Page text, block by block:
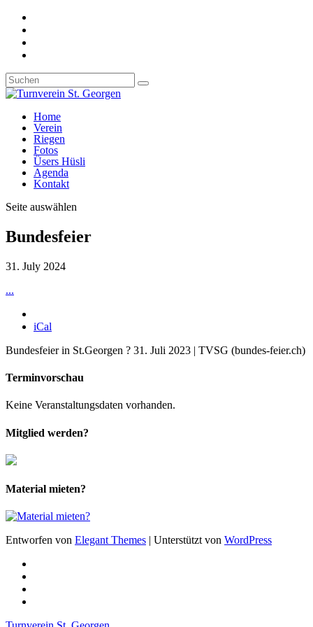
Home
Verein
Riegen
Fotos
Üsers Hüsli
Agenda
Kontakt
Seite auswählen
Bundesfeier
31. July 2024
...
iCal
Bundesfeier in St.Georgen ? 31. Juli 2023 | TVSG (bundes-feier.ch)
Terminvorschau
Keine Veranstaltungsdaten vorhanden.
Mitglied werden?
Material mieten?
Entworfen von Elegant Themes | Unterstützt von WordPress